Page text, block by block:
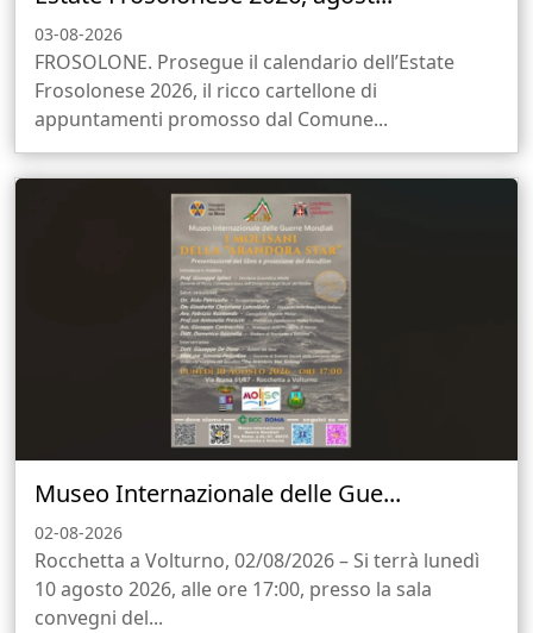
03-08-2026
FROSOLONE. Prosegue il calendario dell’Estate
Frosolonese 2026, il ricco cartellone di
appuntamenti promosso dal Comune...
Museo Internazionale delle Gue...
02-08-2026
Rocchetta a Volturno, 02/08/2026 – Si terrà lunedì
10 agosto 2026, alle ore 17:00, presso la sala
convegni del...